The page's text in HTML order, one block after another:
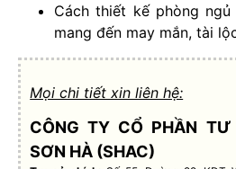
Cách thiết kế phòng
mang đến may mắn, tài
Mọi chi tiết xin liên hệ:
CÔNG TY CỔ PHẦN
SƠN HÀ (SHAC)